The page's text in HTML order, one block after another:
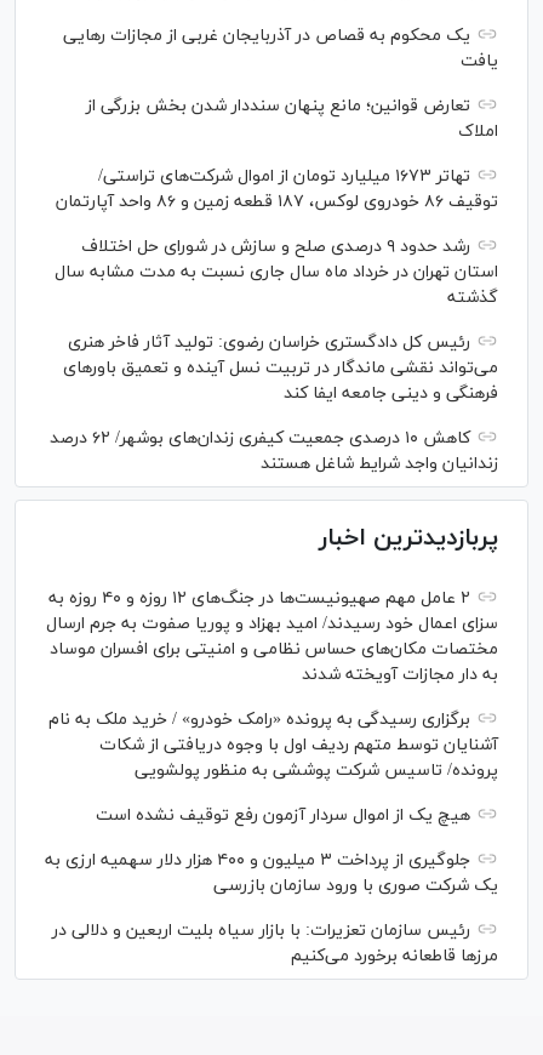
یک محکوم به قصاص در آذربایجان‌ غربی از مجازات رهایی
یافت
تعارض قوانین؛ مانع پنهان سنددار شدن بخش بزرگی از
املاک
تهاتر ۱۶۷۳ میلیارد تومان از اموال شرکت‌های تراستی/
توقیف ۸۶ خودروی لوکس، ۱۸۷ قطعه زمین و ۸۶ واحد آپارتمان
رشد حدود ۹ درصدی صلح و سازش در شورای حل اختلاف
استان تهران در خرداد ماه سال جاری نسبت به مدت مشابه سال
گذشته
رئیس کل دادگستری خراسان رضوی: تولید آثار فاخر هنری
می‌تواند نقشی ماندگار در تربیت نسل آینده و تعمیق باور‌های
فرهنگی و دینی جامعه ایفا کند
کاهش ۱۰ درصدی جمعیت کیفری زندان‌های بوشهر/ ۶۲ درصد
زندانیان واجد شرایط شاغل هستند
پربازدیدترین اخبار
۲ عامل مهم صهیونیست‌ها در جنگ‌های ۱۲ روزه و ۴۰ روزه به
سزای اعمال خود رسیدند/ امید بهزاد و پوریا صفوت به جرم ارسال
مختصات مکان‌های حساس نظامی و امنیتی برای افسران موساد
به دار مجازات آویخته شدند
برگزاری رسیدگی به پرونده «رامک خودرو» / خرید ملک به نام
آشنایان توسط متهم ردیف اول با وجوه دریافتی از شکات
پرونده/ تاسیس شرکت پوششی به منظور پولشویی
هیچ یک از اموال سردار آزمون رفع توقیف نشده است
جلوگیری از پرداخت ۳ میلیون و ۴۰۰ هزار دلار سهمیه ارزی به
یک شرکت صوری با ورود سازمان بازرسی
رئیس سازمان تعزیرات: با بازار سیاه بلیت اربعین و دلالی در
مرز‌ها قاطعانه برخورد می‌کنیم